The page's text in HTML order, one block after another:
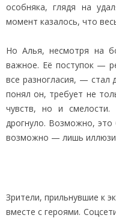
особняка, глядя на
момент казалось, что
Но Алья, несмотря на
важное. Её поступок —
все разногласия, —
понял он, требует не
чувств, но и
дрогнуло. Возможно,
возможно — лишь
Зрители, прильнувшие к
вместе с героями.